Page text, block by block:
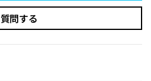
質問する